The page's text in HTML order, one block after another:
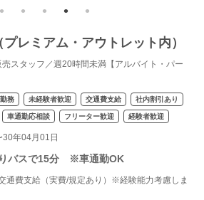
レミアム・アウトレット内）
売スタッフ／週20時間未満【アルバイト・パー
務 未経験者歓迎 交通費支給 社内割引あり
車通勤応相談 フリーター歓迎 経験者歓迎
年04月01日
バスで15分 ※車通勤OK
費支給（実費/規定あり）※経験能力考慮しま